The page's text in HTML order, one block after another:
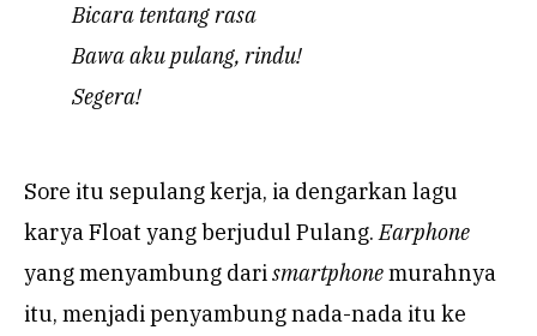
Bicara tentang rasa
Bawa aku pulang, rindu!
Segera!
Sore itu sepulang kerja, ia dengarkan lagu
karya Float yang berjudul Pulang.Earphone
yang menyambung darismartphonemurahnya
itu, menjadi penyambung nada-nada itu ke